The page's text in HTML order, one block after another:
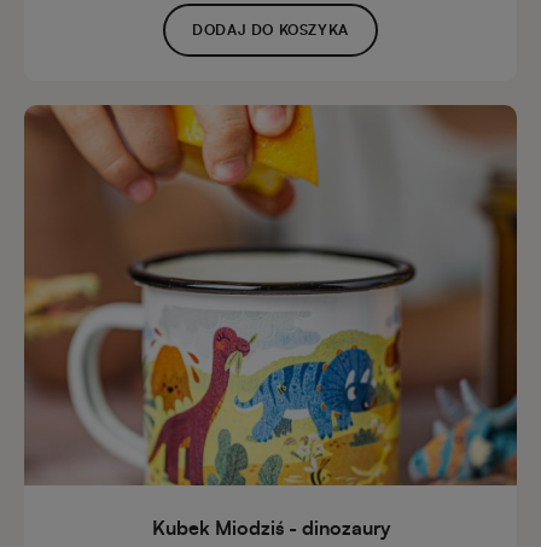
DODAJ DO KOSZYKA
Kubek Miodziś - dinozaury